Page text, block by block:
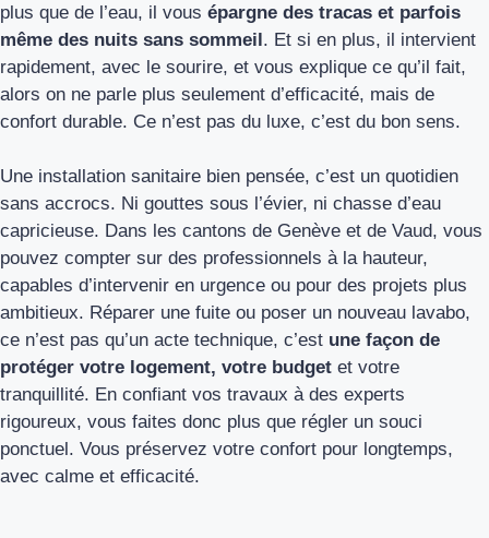
plus que de l’eau, il vous épargne des tracas et parfois
même des nuits sans sommeil. Et si en plus, il intervient
rapidement, avec le sourire, et vous explique ce qu’il fait,
alors on ne parle plus seulement d’efficacité, mais de
confort durable. Ce n’est pas du luxe, c’est du bon sens.
Une installation sanitaire bien pensée, c’est un quotidien
sans accrocs. Ni gouttes sous l’évier, ni chasse d’eau
capricieuse. Dans les cantons de Genève et de Vaud, vous
pouvez compter sur des professionnels à la hauteur,
capables d’intervenir en urgence ou pour des projets plus
ambitieux. Réparer une fuite ou poser un nouveau lavabo,
ce n’est pas qu’un acte technique, c’est une façon de
protéger votre logement, votre budget et votre
tranquillité. En confiant vos travaux à des experts
rigoureux, vous faites donc plus que régler un souci
ponctuel. Vous préservez votre confort pour longtemps,
avec calme et efficacité.